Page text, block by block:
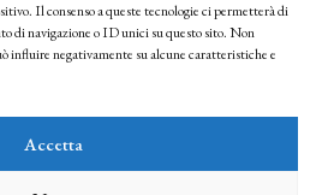
Il consenso a queste tecnologie ci permetterà di
di navigazione o ID unici su questo sito. Non
influire negativamente su alcune caratteristiche e
Accetta
che le tue informazioni saranno trattate
dei diritti e dell’Istituto Matteucci